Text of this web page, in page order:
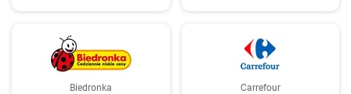
Biedronka Carrefour